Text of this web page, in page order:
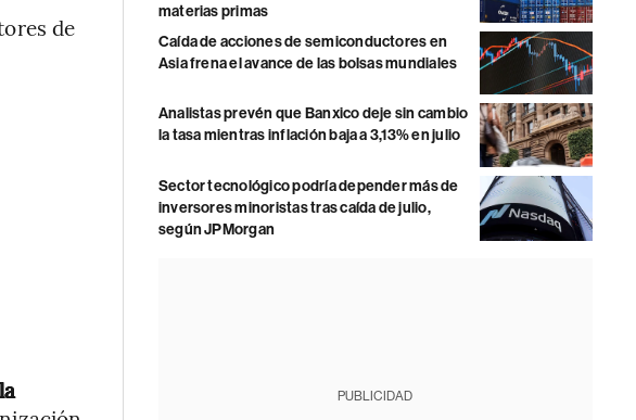
de
materias primas
Caída de acciones de semiconductores en
Asia frena el avance de las bolsas mundiales
Analistas prevén que Banxico deje sin cambio
la tasa mientras inflación baja a 3,13% en julio
Sector tecnológico podría depender más de
inversores minoristas tras caída de julio,
según JPMorgan
PUBLICIDAD